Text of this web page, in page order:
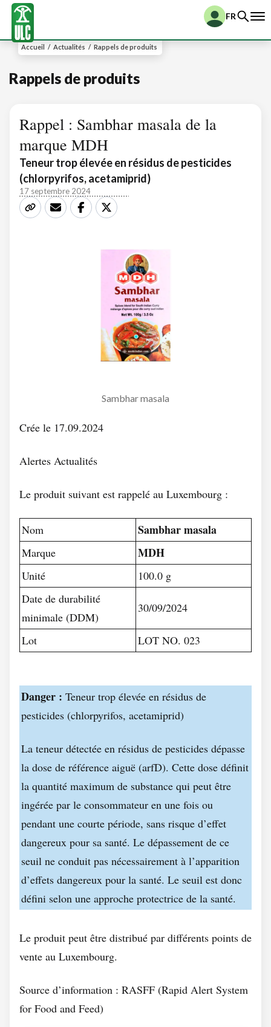
FR
Accueil / Actualités / Rappels de produits
Rappels de produits
Rappel : Sambhar masala de la
marque MDH
Teneur trop élevée en résidus de pesticides
(chlorpyrifos, acetamiprid)
17 septembre 2024
Sambhar masala
Crée le 17.09.2024
Alertes Actualités
Le produit suivant est rappelé au Luxembourg :
Nom Sambhar masala
Marque MDH
Unité
100.0 g
Date de durabilité
minimale (DDM)
30/09/2024
Lot LOT NO. 023
Danger : Teneur trop élevée en résidus de
pesticides (chlorpyrifos, acetamiprid)
La teneur détectée en résidus de pesticides dépasse
la dose de référence aiguë (arfD). Cette dose définit
la quantité maximum de substance qui peut être
ingérée par le consommateur en une fois ou
pendant une courte période, sans risque d’effet
dangereux pour sa santé. Le dépassement de ce
seuil ne conduit pas nécessairement à l’apparition
d’effets dangereux pour la santé. Le seuil est donc
défini selon une approche protectrice de la santé.
Le produit peut être distribué par différents points de
vente au Luxembourg.
Source d’information : RASFF (Rapid Alert System
for Food and Feed)